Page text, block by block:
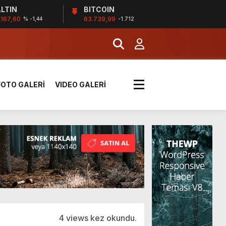
% -1,44
BITCOIN
63.739,99 -1.712
sırada
kazaya neden oldu
paylaştı
GALERİ VIDEO GALERİ
4 views kez okundu.